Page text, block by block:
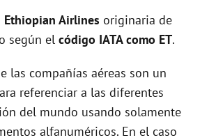
Ethiopian Airlines originaria de
según el código IATA como ET.
las compañías aéreas son un
referenciar a las diferentes
del mundo usando solamente
alfanuméricos. En el caso